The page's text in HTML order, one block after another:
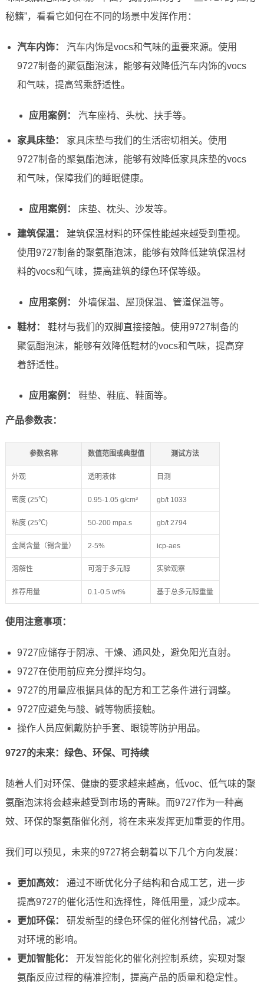
秘籍”，看看它如何在不同的场景中发挥作用：
汽车内饰：
汽车内饰是vocs和气味的重要来源。使用
9727制备的聚氨酯泡沫，能够有效降低汽车内饰的vocs
和气味，提高驾乘舒适性。
应用案例： 汽车座椅、头枕、扶手等。
家具床垫：
家具床垫与我们的生活密切相关。使用
9727制备的聚氨酯泡沫，能够有效降低家具床垫的vocs
和气味，保障我们的睡眠健康。
应用案例： 床垫、枕头、沙发等。
建筑保温：
建筑保温材料的环保性能越来越受到重视。
使用9727制备的聚氨酯泡沫，能够有效降低建筑保温材
料的vocs和气味，提高建筑的绿色环保等级。
应用案例： 外墙保温、屋顶保温、管道保温等。
鞋材：
鞋材与我们的双脚直接接触。使用9727制备的
聚氨酯泡沫，能够有效降低鞋材的vocs和气味，提高穿
着舒适性。
应用案例： 鞋垫、鞋底、鞋面等。
产品参数表：
参数名称 数值范围或典型值 测试方法
外观 透明液体 目测
密度 (25℃) 0.95-1.05 g/cm³ gb/t 1033
粘度 (25℃) 50-200 mpa.s gb/t 2794
金属含量（锡含量） 2-5% icp-aes
溶解性 可溶于多元醇 实验观察
推荐用量 0.1-0.5 wt% 基于总多元醇重量
使用注意事项：
9727应储存于阴凉、干燥、通风处，避免阳光直射。
9727在使用前应充分搅拌均匀。
9727的用量应根据具体的配方和工艺条件进行调整。
9727应避免与酸、碱等物质接触。
操作人员应佩戴防护手套、眼镜等防护用品。
9727的未来：绿色、环保、可持续
随着人们对环保、健康的要求越来越高，低voc、低气味的聚
氨酯泡沫将会越来越受到市场的青睐。而9727作为一种高
效、环保的聚氨酯催化剂，将在未来发挥更加重要的作用。
我们可以预见，未来的9727将会朝着以下几个方向发展：
更加高效：
通过不断优化分子结构和合成工艺，进一步
提高9727的催化活性和选择性，降低用量，减少成本。
更加环保：
研发新型的绿色环保的催化剂替代品，减少
对环境的影响。
更加智能化：
开发智能化的催化剂控制系统，实现对聚
氨酯反应过程的精准控制，提高产品的质量和稳定性。